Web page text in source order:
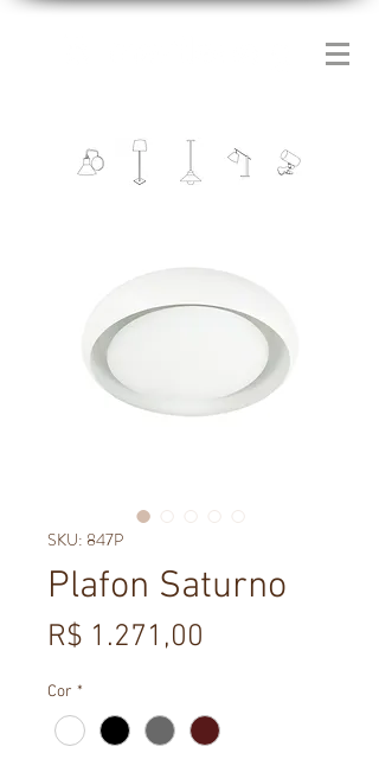
SKU: 847P
Plafon Saturno
R$ 1.271,00
Cor *